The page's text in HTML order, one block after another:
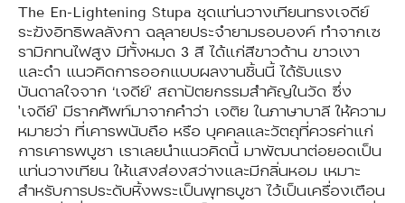
The En-Lightening Stupa ชุดแท่นวางเทียนทรงเจดีย์
ระฆังอิทธิพลลังกา ฉลุลายประจำยามรอบองค์ ทำจากเซ
รามิกทนไฟสูง มีทั้งหมด 3 สี ได้แก่สีขาวด้าน ขาวเงา
และดำ แนวคิดการออกแบบผลงานชิ้นนี้ ได้รับแรง
บันดาลใจจาก ‘เจดีย์’ สถาปัตยกรรมสำคัญในวัด ซึ่ง
'เจดีย์' มีรากศัพท์มาจากคำว่า เจติย ในภาษาบาลี ให้ความ
หมายว่า ที่เคารพนับถือ หรือ บุคคลและวัตถุที่ควรค่าแก่
การเคารพบูชา เราเลยนำแนวคิดนี้ มาพัฒนาต่อยอดเป็น
แท่นวางเทียน ให้แสงส่องสว่างและมีกลิ่นหอม เหมาะ
สำหรับการประดับหิ้งพระเป็นพุทธบูชา ไว้เป็นเครื่องเตือน